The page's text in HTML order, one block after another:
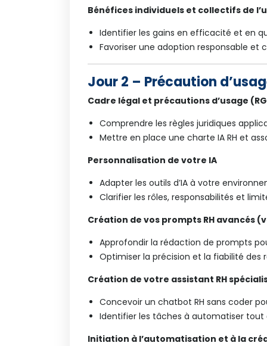
Bénéfices individuels et collectifs de
Identifier les gains en efficacité et en
Favoriser une adoption responsable et
Jour 2 – Précaution
Cadre légal et précautions d’usage
Comprendre les règles juridiques
Mettre en place une charte IA RH et
Personnalisation de votre IA
Adapter les outils d’IA à votre
Clarifier les rôles, responsabilités et
Création de vos prompts RH avancés
Approfondir la rédaction de prompts
Optimiser la précision et la fiabilité des
Création de votre assistant RH
Concevoir un chatbot RH sans coder
Identifier les tâches à automatiser
Initiation à l’automatisation et à la